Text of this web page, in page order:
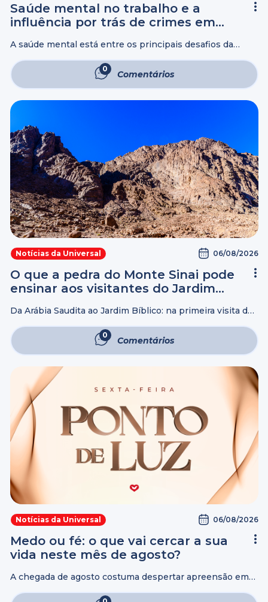
Saúde mental no trabalho e a
influência por trás de crimes em
A saúde mental está entre os principais desafios da
mostram que, em 2025, foram concedidos 546.254
benefícios por incapacidade temporária relacionados a
0 Comentários
Notícias da Universal 06/08/2026
O que a pedra do Monte Sinai pode
ensinar aos visitantes do Jardim
Da Arábia Saudita ao Jardim Bíblico: na primeira visita do
Bispos e Pastores que o acompanhavam trouxe ao
Jardim Bíblico do ...
0 Comentários
Notícias da Universal 06/08/2026
Medo ou fé: o que vai cercar a sua
vida neste mês de agosto?
A chegada de agosto costuma despertar apreensão em